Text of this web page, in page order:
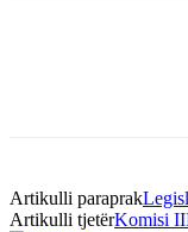
Artikulli paraprak
Artikulli tjetërKomisi